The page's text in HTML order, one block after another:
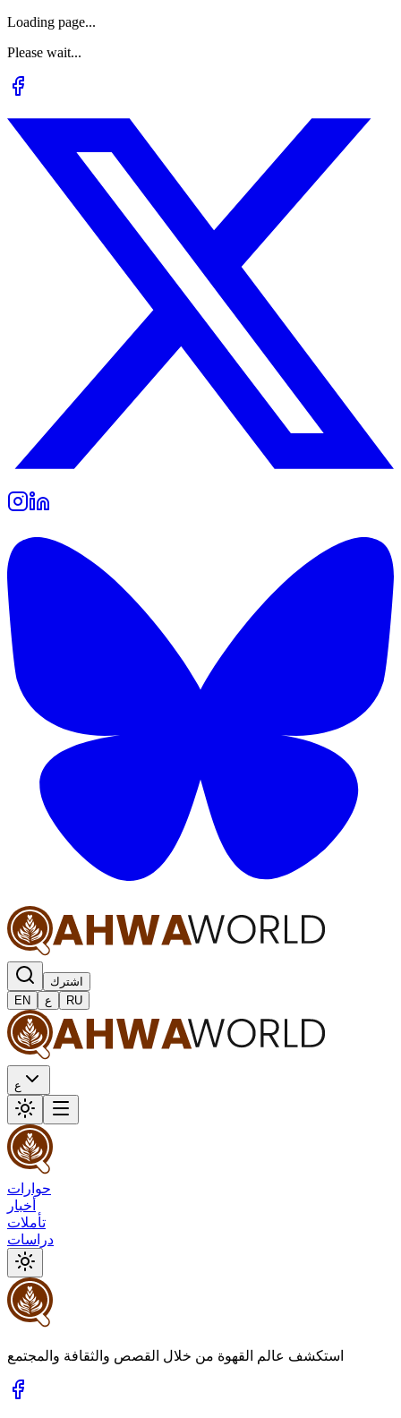
Loading page...
Please wait...
اشترك
EN
ع RU
ع
حوارات
أخبار
تأملات
دراسات
استكشف عالم القهوة من خلال القصص والثقافة والمجتمع